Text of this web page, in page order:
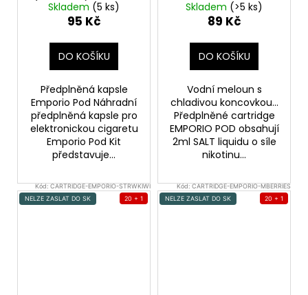
(Grape Ice) 1ks 20mg
Skladem (5 ks)
95 Kč
DO KOŠÍKU
Předplněná kapsle
Emporio Pod Náhradní
předplněná kapsle pro
elektronickou cigaretu
Emporio Pod Kit
představuje...
Ice 20mg 1Pack
Skladem (>5 ks)
89 Kč
DO KOŠÍKU
Vodní meloun s
chladivou koncovkou...
Předplněné cartridge
EMPORIO POD obsahují
2ml SALT liquidu o síle
nikotinu...
Kód:CARTRIDGE-EMPORIO-STRWKIWI
NELZE ZASLAT DO SK
20 + 1
Kód:CARTRIDGE-EMPORIO-MBERRIES
NELZE ZASLAT DO SK
20 + 1